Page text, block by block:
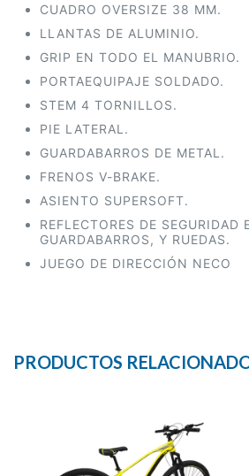
CUADRO OVERSIZE 38 MM.
LLANTAS DE ALUMINIO.
GRIP EN TODO EL MANUBRIO.
PORTAEQUIPAJE SOLDADO.
STEM 4 TORNILLOS.
PIE LATERAL.
GUARDABARROS DE METAL.
FRENOS V-BRAKE.
ASIENTO SUPERSOFT.
REFLECTORES DE SEGURIDAD
GUARDABARROS, Y RUEDAS.
JUEGO DE DIRECCIÓN NECO
PRODUCTOS